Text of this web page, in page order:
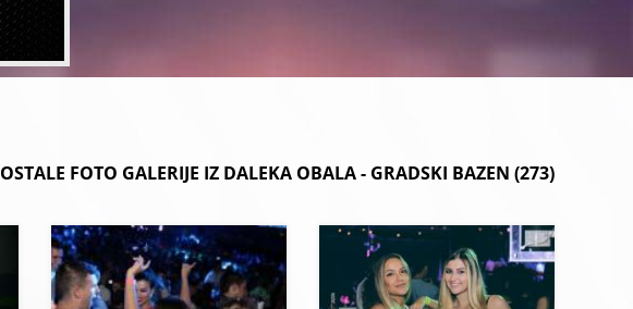
OSTALE FOTO GALERIJE IZ DALEKA OBALA - GRADSKI BAZEN (273)